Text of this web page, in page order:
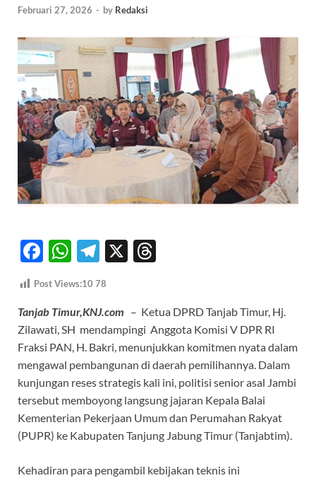
Februari 27, 2026 - by Redaksi
F
ac
e
b
o
o
k
W
h
at
s
A
p
p
T
el
e
gr
a
m
X
a
ds
Post Views:10 78
Tanjab Timur,KNJ.com – Ketua DPRD Tanjab Timur, Hj.
Zilawati, SH mendampingi Anggota Komisi V DPR RI
Fraksi PAN, H. Bakri, menunjukkan komitmen nyata dalam
mengawal pembangunan di daerah pemilihannya. Dalam
kunjungan reses strategis kali ini, politisi senior asal Jambi
tersebut memboyong langsung jajaran Kepala Balai
Kementerian Pekerjaan Umum dan Perumahan Rakyat
(PUPR) ke Kabupaten Tanjung Jabung Timur (Tanjabtim).
‎Kehadiran para pengambil kebijakan teknis ini